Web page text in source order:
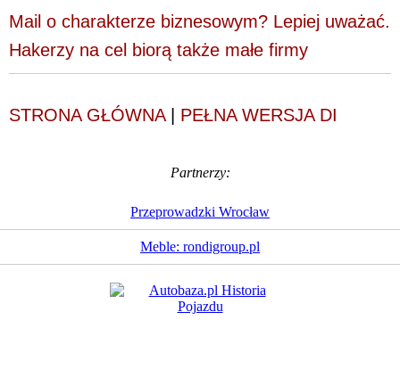
Mail o charakterze biznesowym? Lepiej uważać.
Hakerzy na cel biorą także małe firmy
STRONA GŁÓWNA| PEŁNA WERSJA DI
Partnerzy:
Przeprowadzki Wrocław
Meble: rondigroup.pl